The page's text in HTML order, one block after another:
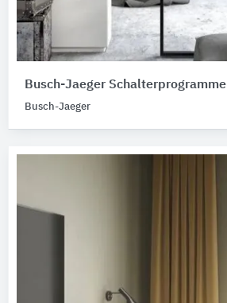
Busch-Jaeger Schalterprogramme
Busch-Jaeger